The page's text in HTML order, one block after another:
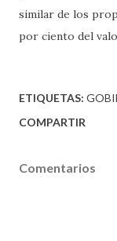
similar de los
por ciento del
ETIQUETAS:
COMPARTIR
Comentarios